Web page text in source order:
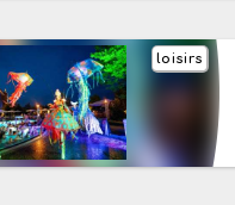
loisirs